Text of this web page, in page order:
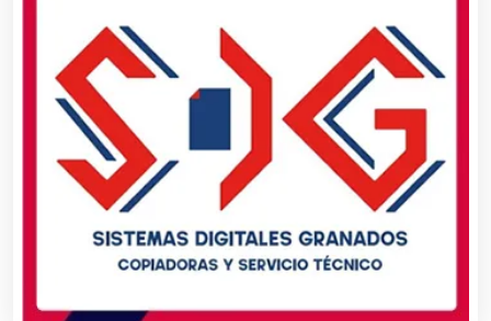
Análisis Clínicos
Análisis de Aguas
Animadores de Eventos